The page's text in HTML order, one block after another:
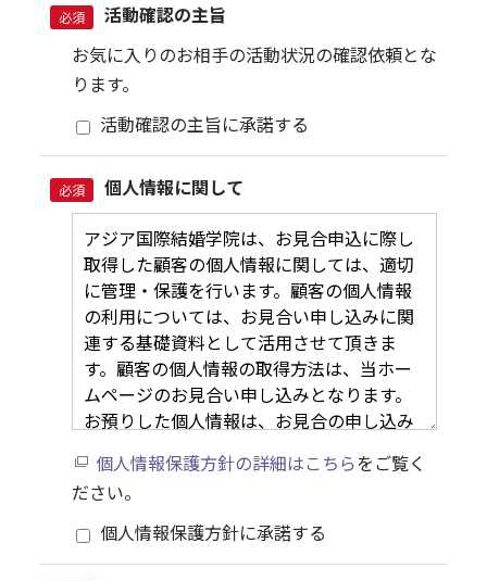
必須
活動確認の主旨
お気に入りのお相手の活動状況の確認依頼とな
ります。
活動確認の主旨に承諾する
必須 個人情報に関して
個人情報保護方針の詳細はこちらをご覧く
ださい。
個人情報保護方針に承諾する